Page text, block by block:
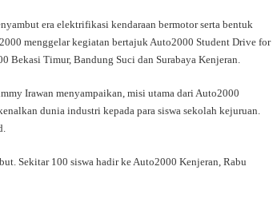
era elektrifikasi kendaraan bermotor serta bentuk
menggelar kegiatan bertajuk Auto2000 Student Drive for
Bekasi Timur, Bandung Suci dan Surabaya Kenjeran.
Irawan menyampaikan, misi utama dari Auto2000
dunia industri kepada para siswa sekolah kejuruan.
Sekitar 100 siswa hadir ke Auto2000 Kenjeran, Rabu